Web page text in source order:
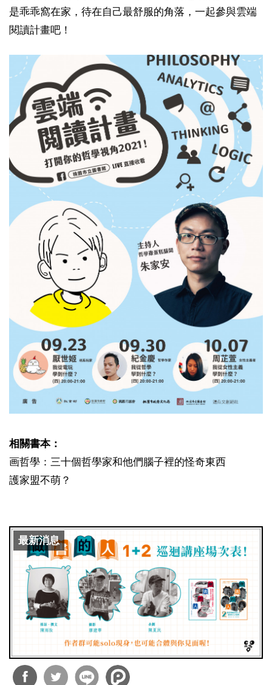
是乖乖窩在家，待在自己最舒服的角落，一起參與雲端
閱讀計畫吧！
相關書本：
画哲學：三十個哲學家和他們腦子裡的怪奇東西
護家盟不萌？
最新消息